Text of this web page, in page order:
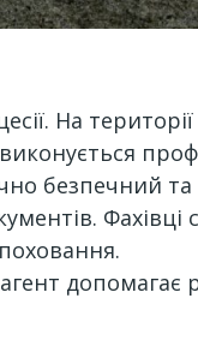
На
безпечний
Фахівці
допомагає